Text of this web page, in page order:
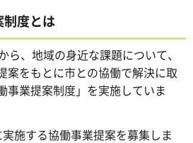
制度とは
ら、地域の身近な課題について、
案をもとに市との協働で解決に取
事業提案制度」を実施していま
施する協働事業提案を募集しま